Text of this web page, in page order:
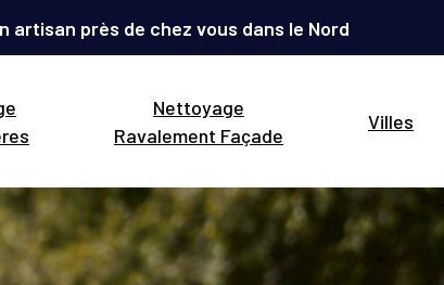
artisan près de chez vous dans le Nord
Nettoyage
Ravalement Façade
Villes